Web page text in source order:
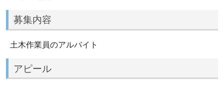
募集内容
土木作業員のアルバイト
アピール